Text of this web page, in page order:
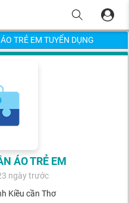
TRẺ EM TUYỂN DỤNG
ÁO TRẺ EM
ngày trước
Kiều cần Thơ